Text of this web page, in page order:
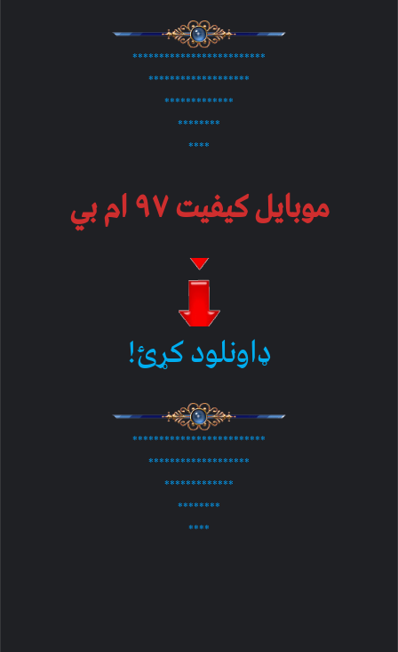
*************************
*******************
*************
********
****
موبایل کیفیت ۹۷ ام بي
ډاونلود کړئ!
*************************
*******************
*************
********
****